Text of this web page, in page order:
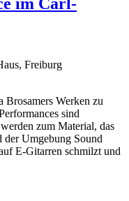
im Carl-
Freiburg
Brosamers Werken zu
sind
zum Material, das
Umgebung Sound
E-Gitarren schmilzt und